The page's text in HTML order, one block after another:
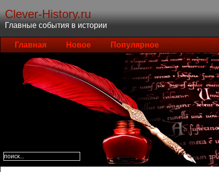
Clever-History.ru
Главные события в истории
Главная Новое Популярное